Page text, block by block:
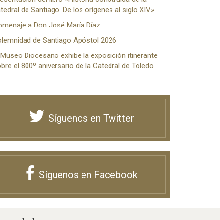
de Santiago. De los orígenes al siglo XIV»
a Don José María Díaz
de Santiago Apóstol 2026
Museo Diocesano exhibe la exposición itinerante
el 800º aniversario de la Catedral de Toledo
Síguenos en Twitter
Síguenos en Facebook